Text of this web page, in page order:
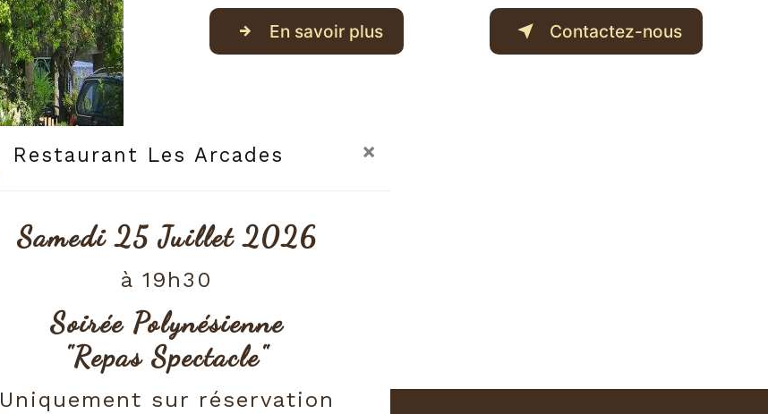
Restaurant Les Arcades ×
Samedi 25 Juillet 2026
à 19h30
Soirée Polynésienne
"Repas Spectacle"
Uniquement sur réservation
En savoir plus Contactez-nous